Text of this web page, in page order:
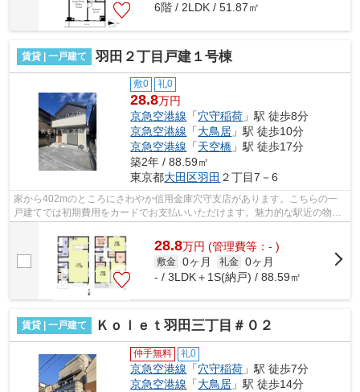
6階 / 2LDK / 51.87㎡
賃貸 | 一戸建て 羽田２丁目戸建１号棟
敷0 礼0
28.8万円
京急空港線 「穴守稲荷 」駅 徒歩8分
京急空港線 「大鳥居 」駅 徒歩10分
京急空港線 「天空橋 」駅 徒歩17分
築2年 / 88.59㎡
東京都大田区羽田 ２丁目7－6
家から402mのところにさわやか信用金庫穴守支店があります。こちらの一
戸建てでは初期費用をカードでお支払いいただけます。魅力的な駅近の物件
28.8万円 (管理費等：- )
敷金 0ヶ月 礼金 0ヶ月
- / 3LDK＋1S(納戸) / 88.59㎡
賃貸 | 一戸建て Ｋｏｌｅｔ羽田三丁目＃０２
仲手無料 礼0
京急空港線 「穴守稲荷 」駅 徒歩7分
京急空港線 「大鳥居 」駅 徒歩14分